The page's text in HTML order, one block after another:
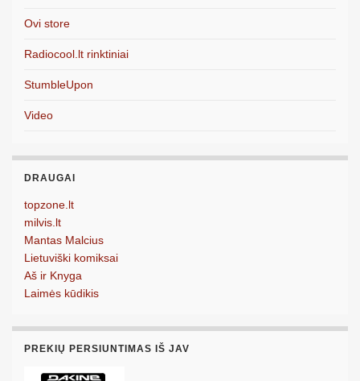
Ovi store
Radiocool.lt rinktiniai
StumbleUpon
Video
DRAUGAI
topzone.lt
milvis.lt
Mantas Malcius
Lietuviški komiksai
Aš ir Knyga
Laimės kūdikis
PREKIŲ PERSIUNTIMAS IŠ JAV